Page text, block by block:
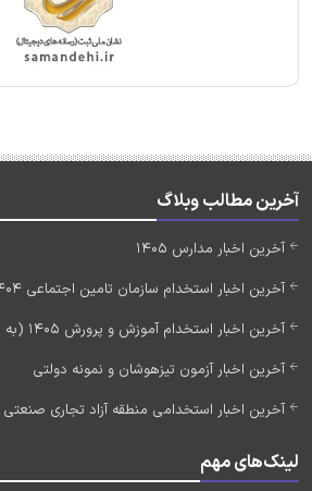
آخرین مطالب وبلاگ
آخرین اخبار مدارس 1405
آخرین اخبار استخدام سازمان تامین اجتماعی 1404 (به زودی)
آخرین اخبار استخدام آموزش و پرورش 1405 (به زودی)
آخرین اخبار آزمون تیزهوشان و نمونه دولتی
آخرین اخبار استخدامی منطقه آزاد تجاری صنعتی 1405
لینک‌های مهم